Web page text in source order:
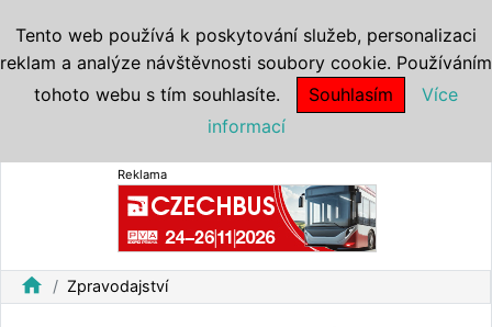
Reklama
home Zpravodajství
Tento web používá k poskytování služeb, personalizaci
reklam a analýze návštěvnosti soubory cookie. Používáním
tohoto webu s tím souhlasíte.
Souhlasím
Více
informací